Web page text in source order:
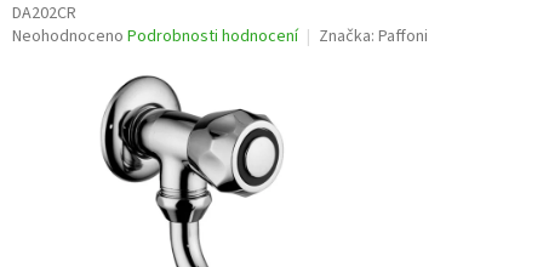
DA202CR
Průměrné
Neohodnoceno Podrobnosti hodnocení Značka: Paffoni